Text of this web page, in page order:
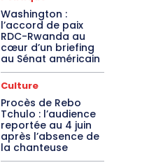
Washington :
l’accord de paix
RDC-Rwanda au
cœur d’un briefing
au Sénat américain
Culture
Procès de Rebo
Tchulo : l’audience
reportée au 4 juin
après l’absence de
la chanteuse